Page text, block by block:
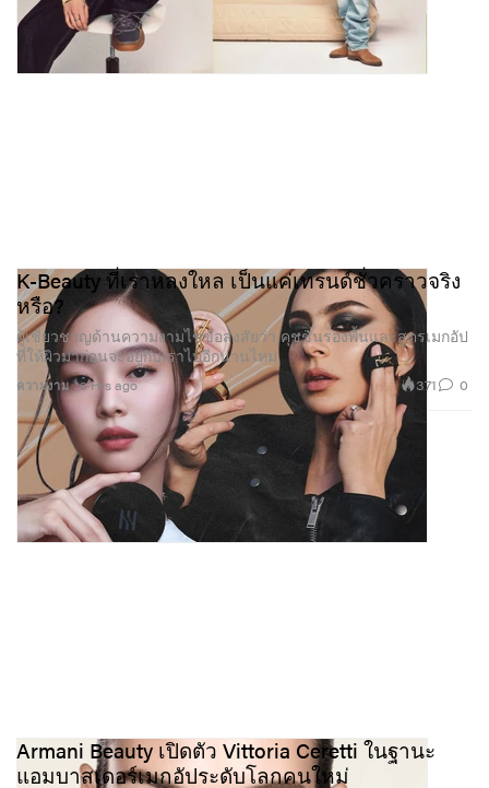
ความงาม
K-Beauty ที่เราหลงใหล เป็นแค่เทรนด์ชั่วคราวจริง
หรือ?
ผู้เชี่ยวชาญด้านความงามไขข้อสงสัยว่า คุชชั่นรองพื้นและสูตรเมกอัป
ที่ให้ผิวมาก่อนจะอยู่กับเราไปอีกนานไหม
9 Hrs ago 371 0
Armani Beauty เปิดตัว Vittoria Ceretti ในฐานะ
แอมบาสเดอร์เมกอัประดับโลกคนใหม่